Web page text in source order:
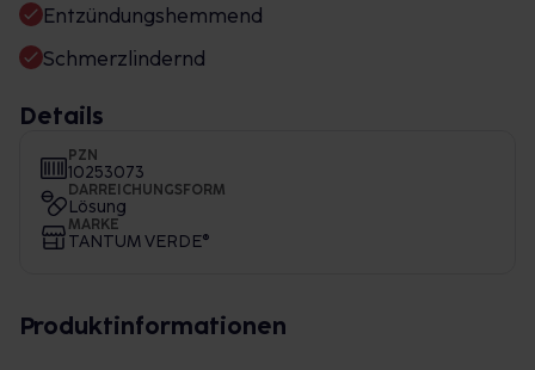
Entzündungshemmend
Schmerzlindernd
Details
PZN
10253073
DARREICHUNGSFORM
Lösung
MARKE
TANTUM VERDE®
Produktinformationen